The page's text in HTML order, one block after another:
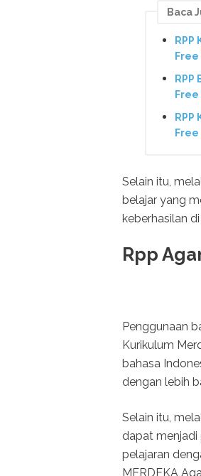
Baca
RPP
Free
Selain itu,
belajar yang
keberhasilan
Rpp
Penggunaan
Kurikulum
bahasa
dengan lebih
Selain itu,
dapat menjadi
pelajaran
MERDEKA